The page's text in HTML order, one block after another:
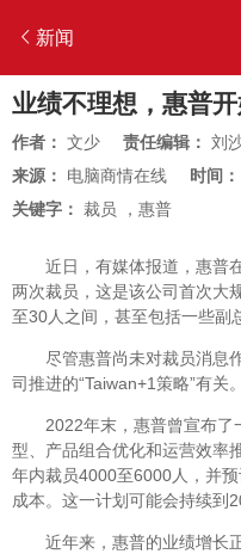
新闻
业绩不理想，惠普
作者： 文少 责任编辑： 刘
来源： 电脑商情在线 时间：
关键字： 裁员 ， 惠普
近日，有媒体报道，惠普在
两次裁员，这是该公司首次大
至30人之间，甚至包括一些副
尽管惠普尚未对裁员消息作
司推进的“Taiwan+1策略”有关。
2022年末，惠普曾宣布了
型、产品组合优化和运营效率
年内裁员4000至6000人，并
成本。这一计划可能会持续到
近年来，惠普的业绩增长正